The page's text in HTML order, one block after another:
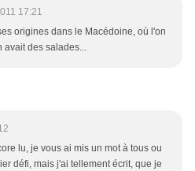
17:21
origines dans le Macédoine, où l'on
avait des salades...
lu, je vous ai mis un mot à tous ou
défi, mais j'ai tellement écrit, que je